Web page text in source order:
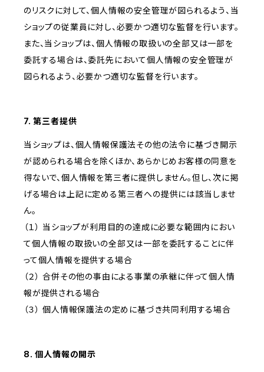
のリスクに対して、個人情報の安全管理が図られるよう、当
ショップの従業員に対し、必要かつ適切な監督を行います。
また、当ショップは、個人情報の取扱いの全部又は一部を
委託する場合は、委託先において個人情報の安全管理が
図られるよう、必要かつ適切な監督を行います。
7. 第三者提供
当ショップは、個人情報保護法その他の法令に基づき開示
が認められる場合を除くほか、あらかじめお客様の同意を
得ないで、個人情報を第三者に提供しません。但し、次に掲
げる場合は上記に定める第三者への提供には該当しませ
ん。
（１） 当ショップが利用目的の達成に必要な範囲内におい
て個人情報の取扱いの全部又は一部を委託することに伴
って個人情報を提供する場合
（２） 合併その他の事由による事業の承継に伴って個人情
報が提供される場合
（３） 個人情報保護法の定めに基づき共同利用する場合
8. 個人情報の開示